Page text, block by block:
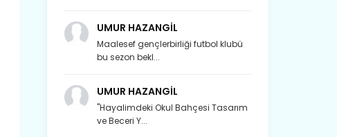
UMUR HAZANGİL
Maalesef gençlerbirliği futbol klubü
bu sezon bekl...
UMUR HAZANGİL
"Hayalimdeki Okul Bahçesi Tasarım
ve Beceri Y...